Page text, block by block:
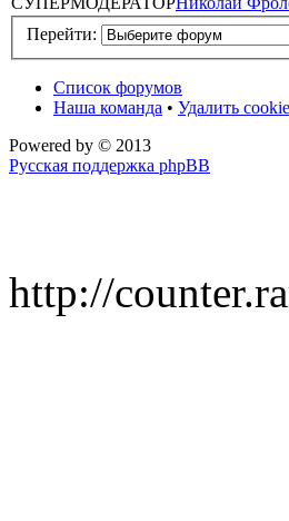
Перейти:
Список форумов
Наша команда • Удалить
Powered by © 2013
Русская поддержка phpBB
http://